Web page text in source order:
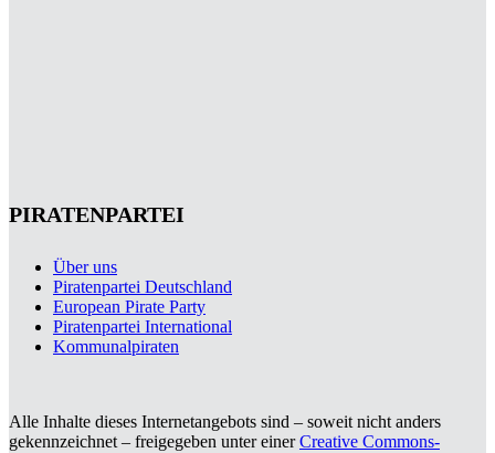
PIRATENPARTEI
Über uns
Piratenpartei Deutschland
European Pirate Party
Piratenpartei International
Kommunalpiraten
Alle Inhalte dieses Internetangebots sind – soweit nicht anders
gekennzeichnet – freigegeben unter einerCreative Commons-